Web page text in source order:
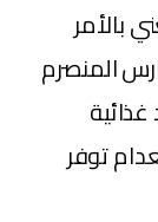
بالأمر
المنصرم
توفر